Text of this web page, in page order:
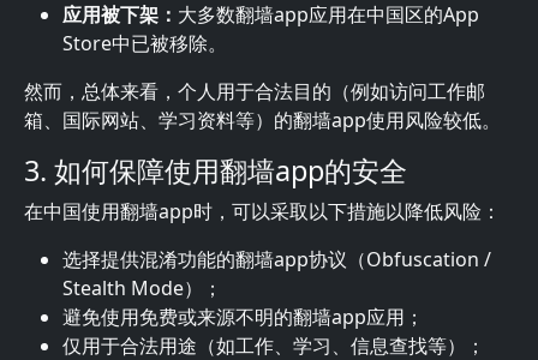
应用被下架： 大多数翻墙app应用在中国区的App
Store中已被移除。
然而，总体来看，个人用于合法目的（例如访问工作邮
箱、国际网站、学习资料等）的翻墙app使用风险较低。
3. 如何保障使用翻墙app的安全
在中国使用翻墙app时，可以采取以下措施以降低风险：
选择提供混淆功能的翻墙app协议（Obfuscation /
Stealth Mode）；
避免使用免费或来源不明的翻墙app应用；
仅用于合法用途（如工作、学习、信息查找等）；